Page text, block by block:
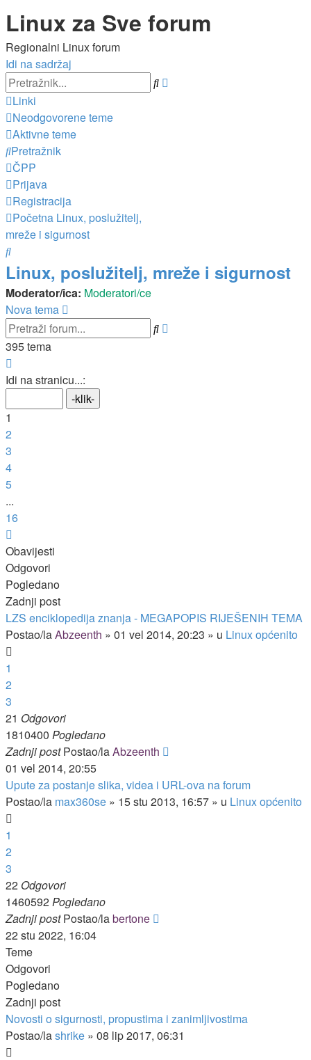
Linux za Sve forum
Regionalni Linux forum
Idi na sadržaj
Pretražnik
Linki
Neodgovorene teme
Aktivne teme
Pretražnik
ČPP
Prijava
Registracija
Početna Linux, poslužitelj,
mreže i sigurnost
Pretražnik
Linux, poslužitelj, mreže i sigurnost
Moderator/ica: Moderatori/ce
Nova tema
Pretražnik
395 tema
1 16.
Idi na stranicu...:
1
2
3
4
5
...
16
Obavijesti
Odgovori
Pogledano
Zadnji post
LZS enciklopedija znanja - MEGAPOPIS RIJEŠENIH TEMA
Postao/laAbzeenth » 01 vel 2014, 20:23 » u Linux općenito
1
2
3
21 Odgovori
1810400 Pogledano
Zadnji postPostao/laAbzeenth
01 vel 2014, 20:55
Upute za postanje slika, videa i URL-ova na forum
Postao/la max360se » 15 stu 2013, 16:57 » u Linux općenito
1
2
3
22 Odgovori
1460592Pogledano
Zadnji postPostao/labertone
22 stu 2022, 16:04
Teme
Odgovori
Pogledano
Zadnji post
Novosti o sigurnosti, propustima i zanimljivostima
Postao/lashrike » 08 lip 2017, 06:31